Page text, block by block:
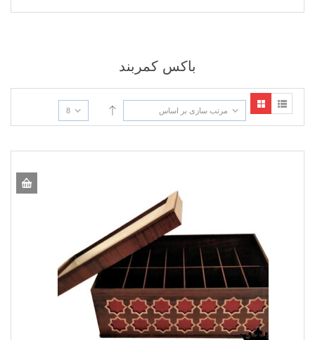
باکس کمربند
مرتب سازی بر اساس 8